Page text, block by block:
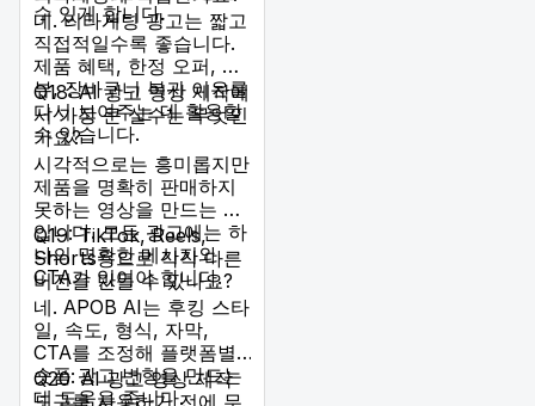
수 있게 합니다.
네. 리타게팅 광고는 짧고
직접적일수록 좋습니다.
제품 혜택, 한정 오퍼, 리
뷰, 장바구니 복귀 이유를
다시 보여주는 데 활용할
수 있습니다.
Q18: AI 광고 영상 제작에
서 가장 큰 실수는 무엇인
가요?
시각적으로는 흥미롭지만
제품을 명확히 판매하지
못하는 영상을 만드는 것
입니다. 모든 광고에는 하
나의 명확한 메시지와
CTA가 있어야 합니다.
Q19: TikTok, Reels,
Shorts용으로 각각 다른
버전을 만들 수 있나요?
네. APOB AI는 후킹 스타
일, 속도, 형식, 자막,
CTA를 조정해 플랫폼별
숏폼 광고 변형을 만드는
데 도움을 줍니다.
Q20: AI 광고 영상 제작
도구를 사용하기 전에 무